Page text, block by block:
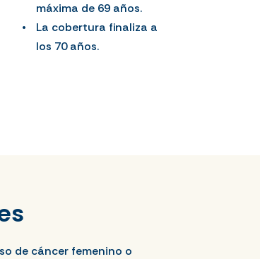
máxima de 69 años.
La cobertura finaliza a
los 70 años.
de cáncer femenino o